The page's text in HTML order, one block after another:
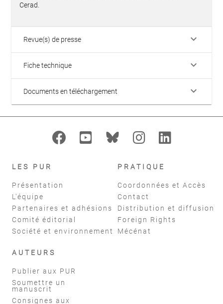
Cerad.
Revue(s) de presse keyboard_arrow_down
Fiche technique keyboard_arrow_down
Documents en téléchargement keyboard_arrow_down
LES PUR
Présentation
L'équipe
Partenaires et adhésions
Comité éditorial
Société et environnement
PRATIQUE
Coordonnées et Accès
Contact
Distribution et diffusion
Foreign Rights
Mécénat
AUTEURS
Publier aux PUR
Soumettre un
manuscrit
Consignes aux